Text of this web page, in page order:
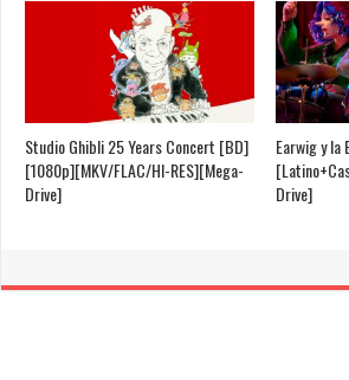
Studio Ghibli 25 Years Concert [BD]
[1080p][MKV/FLAC/HI-RES][Mega-
Drive]
Earwig y
Drive]